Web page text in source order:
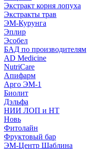
Экстракт корня лопуха
Экстракты трав
ЭМ-Курунга
Эплир
Эсобел
БАД по производителям
AD Medicine
NutriCare
Апифарм
Арго ЭМ-1
Биолит
Дэльфа
НИИ ЛОП и НТ
Новь
Фитолайн
Фруктовый бар
ЭМ-Центр Шаблина